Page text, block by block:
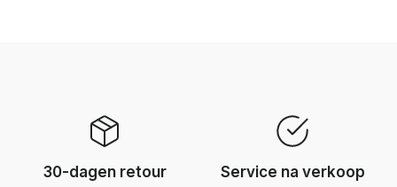
30-dagen retour Service na verkoop